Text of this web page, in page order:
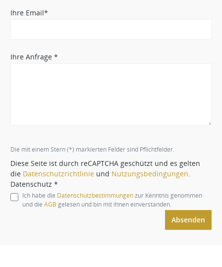
Ihre Email*
Ihre Anfrage *
Die mit einem Stern (*) markierten Felder sind Pflichtfelder.
Diese Seite ist durch reCAPTCHA geschützt und es gelten
die Datenschutzrichtlinie und Nutzungsbedingungen.
Datenschutz *
Ich habe die Datenschutzbestimmungenzur Kenntnis genommen
und die AGB gelesen und bin mit ihnen einverstanden.
Absenden